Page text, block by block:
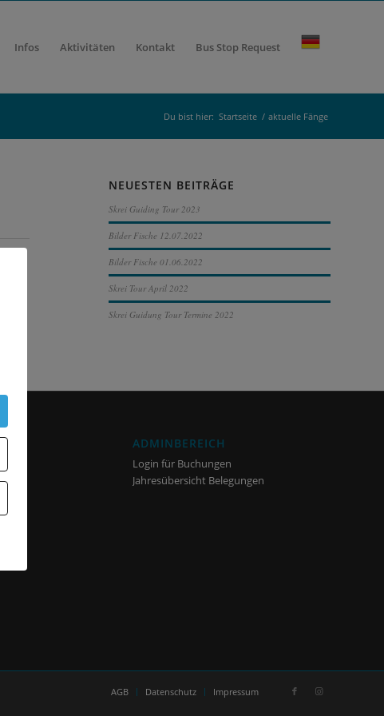
Infos Aktivitäten Kontakt Bus Stop Request
Du bist hier: Startseite / aktuelle Fänge
NEUESTEN BEITRÄGE
Skrei Guiding Tour 2023
Bilder Fische 12.07.2022
Bilder Fische 01.06.2022
Skrei Tour April 2022
Skrei Guidung Tour Termine 2022
ADMINBEREICH
Login für Buchungen
Jahresübersicht Belegungen
AGB Datenschutz Impressum